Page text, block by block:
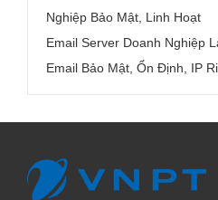
Nghiệp Bảo Mật, Linh Hoạt
Email Server Doanh Nghiệp
Email Bảo Mật, Ổn Định, IP